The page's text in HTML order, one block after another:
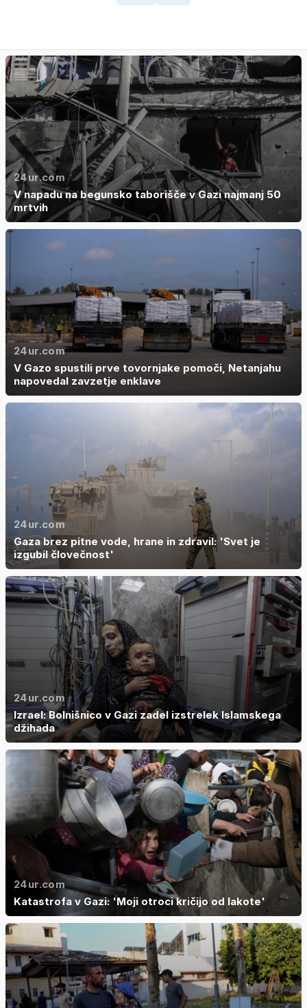
24ur.com
V napadu na begunsko taborišče v Gazi najmanj 50
mrtvih
24ur.com
V Gazo spustili prve tovornjake pomoči, Netanjahu
napovedal zavzetje enklave
24ur.com
Gaza brez pitne vode, hrane in zdravil: 'Svet je
izgubil človečnost'
24ur.com
Izrael: Bolnišnico v Gazi zadel izstrelek Islamskega
džihada
24ur.com
Katastrofa v Gazi: 'Moji otroci kričijo od lakote'